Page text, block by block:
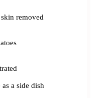
removed
a side dish